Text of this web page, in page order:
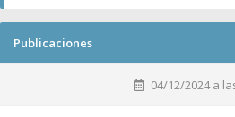
Publicaciones
04/12/2024 a